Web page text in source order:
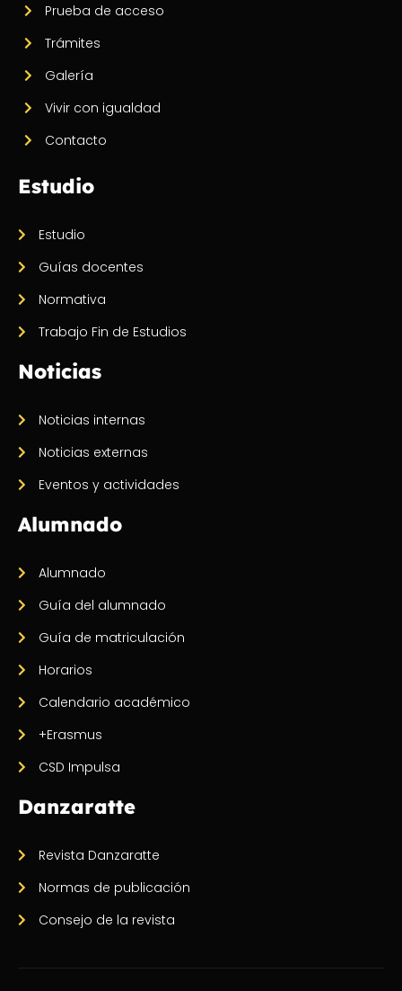
Prueba de acceso
Trámites
Galería
Vivir con igualdad
Contacto
Estudio
Estudio
Guías docentes
Normativa
Trabajo Fin de Estudios
Noticias
Noticias internas
Noticias externas
Eventos y actividades
Alumnado
Alumnado
Guía del alumnado
Guía de matriculación
Horarios
Calendario académico
+Erasmus
CSD Impulsa
Danzaratte
Revista Danzaratte
Normas de publicación
Consejo de la revista